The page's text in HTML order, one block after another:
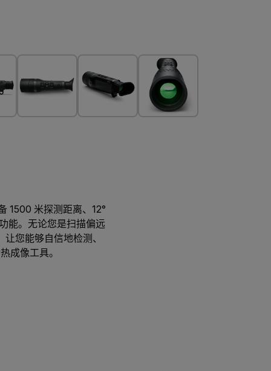
1500 米探测距离、12°
能。无论您是扫描偏远
您能够自信地检测、
成像工具。